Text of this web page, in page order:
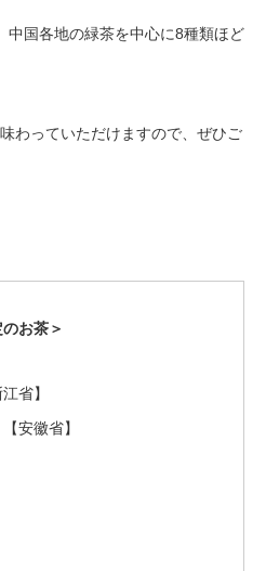
中国各地の緑茶を中心に8種類ほど
わっていただけますので、ぜひご
お茶＞
省】
安徽省】